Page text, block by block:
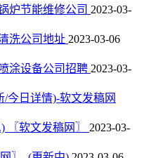
炉节能维修公司 2023-03-
洗公司地址 2023-03-06
涂设备公司招聘 2023-03-
/今日详情)-软文发稿网
〖软文发稿网〗 2023-03-